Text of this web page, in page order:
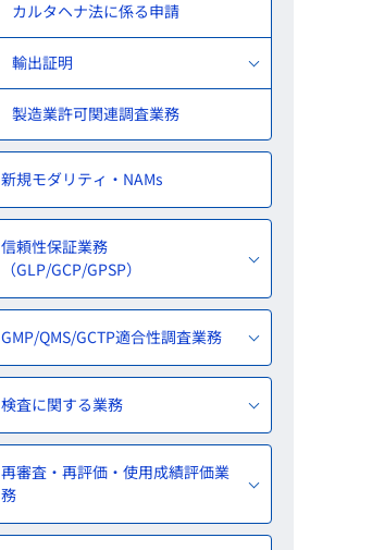
カルタヘナ法に係る申請
輸出証明
製造業許可関連調査業務
新規モダリティ・NAMs
信頼性保証業務
（GLP/GCP/GPSP）
GMP/QMS/GCTP適合性調査業務
検査に関する業務
再審査・再評価・使用成績評価業
務